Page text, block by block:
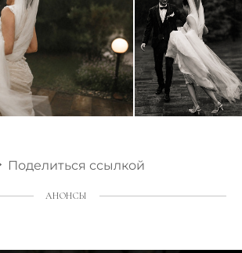
Поделиться ссылкой
АНОНСЫ